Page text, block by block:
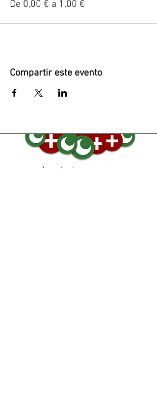
De 0,00 € a 1,00 €
Compartir este evento
Àrea de sòcies i socis